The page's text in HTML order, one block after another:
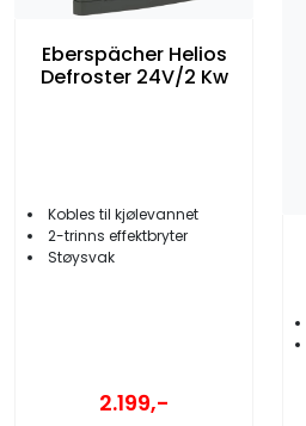
Eberspächer Helios
Defroster 24V/2 Kw
Kobles til kjølevannet
2-trinns effektbryter
Støysvak
2.199,-